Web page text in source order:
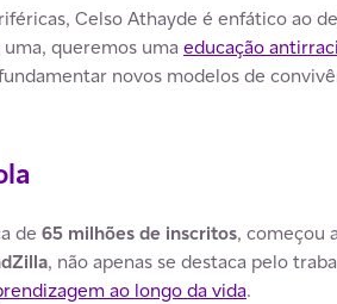
Celso Athayde é enfático ao
queremos uma educação
novos modelos de
de 65 milhões de inscritos, começou
, não apenas se destaca pelo
ao longo da vida.